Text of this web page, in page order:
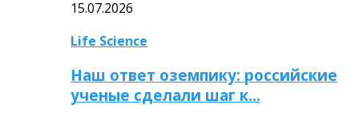
15.07.2026
Life Science
Наш ответ оземпику: российские
ученые сделали шаг к…